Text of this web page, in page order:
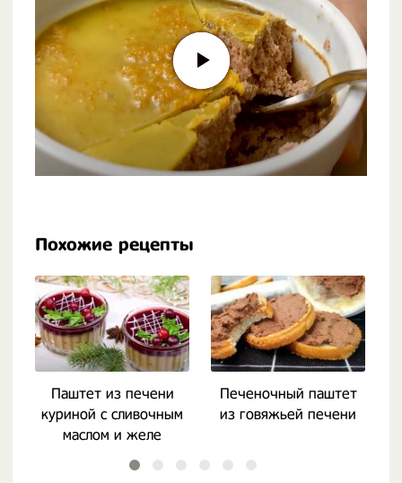
Похожие рецепты
Паштет из печени
куриной с сливочным
маслом и желе
Печеночный паштет
из говяжьей печени